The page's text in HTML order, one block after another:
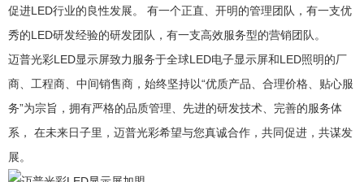
促进LED行业的良性发展。 有一个正直、开明的管理团队，有一支优
秀的LED研发经验的研发团队，有一支高效服务型的营销团队。
迈普光彩LED显示屏致力服务于全球LED电子显示屏和LED照明的厂
商、工程商、中间销售商，始终坚持以“优质产品、合理价格、贴心服
务”为宗旨，拥有严格的品质管理、先进的研发技术、完善的服务体
系， 在未来日子里，迈普光彩希望与您真诚合作，共同促进，共谋发
展。